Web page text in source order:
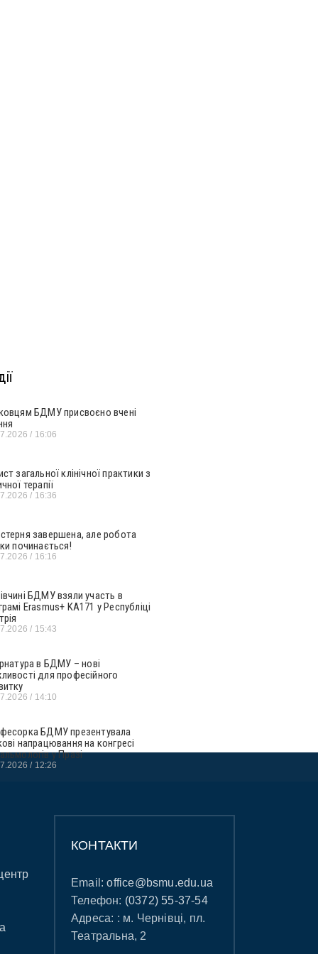
БДМУ присвоєно вчені
16:06
загальної клінічної практики з
терапії
16:36
завершена, але робота
починається!
16:16
БДМУ взяли участь в
Erasmus+ KA171 у Республіці
15:43
в БДМУ – нові
для професійного
14:10
БДМУ презентувала
напрацювання на конгресі
у Празі
12:26
КОНТАКТИ
Email:office@bsmu.edu.ua
Телефон: (0372) 55-37-54
Адреса: : м. Чернівці, пл.
Театральна, 2